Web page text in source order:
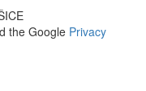
the Google Privacy